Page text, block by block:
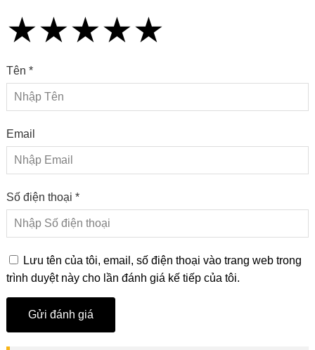
★
★★
★★★
★★★★
★★★★★
Tên *
Email
Số điện thoại *
Lưu tên của tôi, email, số điện thoại vào trang web trong
trình duyệt này cho lần đánh giá kế tiếp của tôi.